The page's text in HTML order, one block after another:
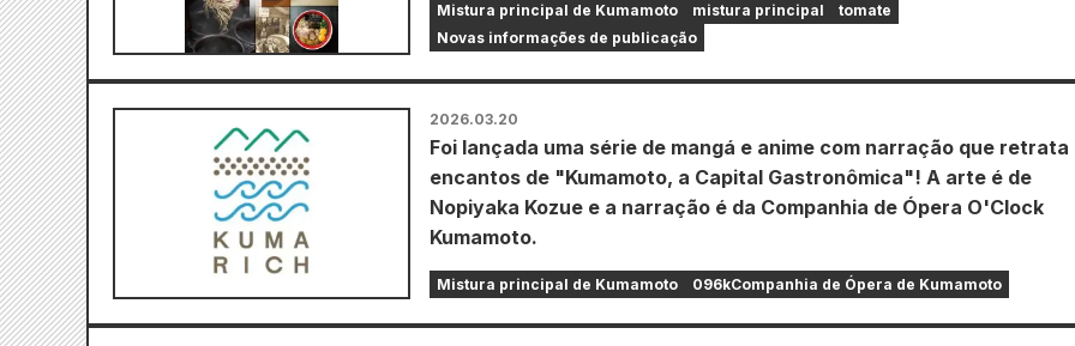
Mistura principal de Kumamoto mistura principal
tomate
Novas informações de publicação
2026.03.20
Foi lançada uma série de mangá e anime com narração que retrata
encantos de "Kumamoto, a Capital Gastronômica"! A arte é de
Nopiyaka Kozue e a narração é da Companhia de Ópera O'Clock
Kumamoto.
Mistura principal de Kumamoto 096kCompanhia de Ópera de Kumamoto